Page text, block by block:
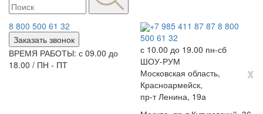
8 800 500 61 32
Заказать звонок
ВРЕМЯ РАБОТЫ: с 09.00 до
18.00 / ПН - ПТ
+7 985 411 87 87 8 800
500 61 32
с 10.00 до 19.00 пн-сб
ШОУ-РУМ
x
Московская область,
Красноармейск,
пр-т Ленина, 19а